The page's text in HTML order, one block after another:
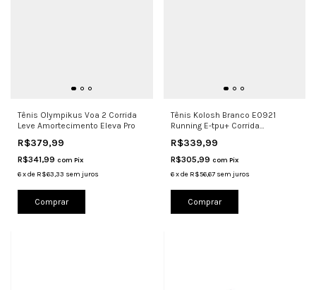
Tênis Olympikus Voa 2 Corrida
Leve Amortecimento Eleva Pro
R$379,99
R$341,99 com Pix
6xde R$63,33 sem juros
Comprar
Tênis Kolosh Branco E0921
Running E-tpu+ Corrida
R$339,99
R$305,99 com Pix
6 xde R$56,67 sem juros
Comprar